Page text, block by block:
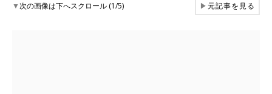
▼次の画像は下へスクロール (1/5) ▶元記事を見る